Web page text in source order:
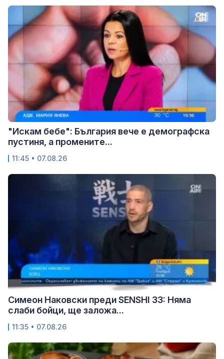
"Искам бебе": България вече е демографска
пустиня, а промените...
11:45 • 07.08.26
Симеон Наковски преди SENSHI 33: Няма
слаби бойци, ще заложа...
11:35 • 07.08.26